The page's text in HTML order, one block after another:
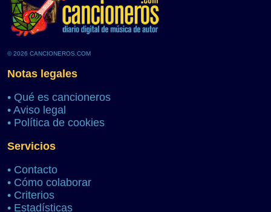
© 2026 CANCIONEROS.COM
Notas legales
• Qué es cancioneros
• Aviso legal
• Política de cookies
Servicios
• Contacto
• Cómo colaborar
• Criterios
• Estadísticas